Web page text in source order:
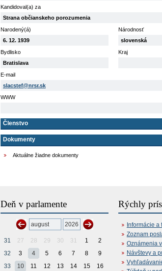
Kandidoval(a) za
Strana občianskeho porozumenia
Narodený(á)
6. 12. 1939
Národnosť
slovenská
Bydlisko
Bratislava
Kraj
E-mail
slacstef@nrsr.sk
WWW
Členstvo
Dokumenty
Aktuálne žiadne dokumenty
Deň v parlamente
31 27 28 29 30 31 1
2
32
3 4 5 6 7 8
9
33
10 11 12 13 14 15 16
Rýchly
Informácie
Zoznam
Oznámenia
Návštevy a